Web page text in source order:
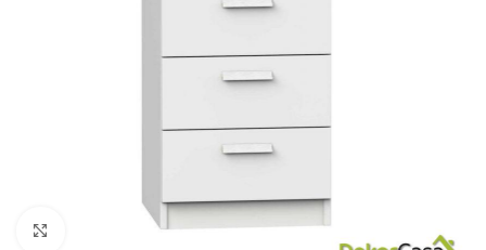
Click to enlarge